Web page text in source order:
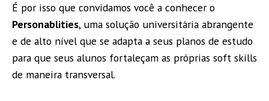
É por isso que convidamos você a conhecer o
Personablities, uma solução universitária abrangente
e de alto nível que se adapta a seus planos de estudo
para que seus alunos fortaleçam as próprias soft skills
de maneira transversal.